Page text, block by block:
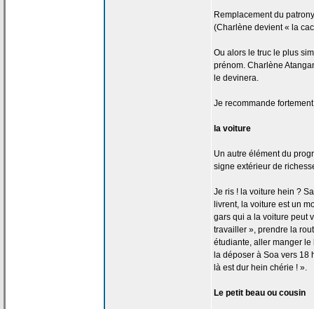
Remplacement du
(Charlène devient « la
Ou alors le truc le plus
prénom. Charlène
le devinera.
Je recommande
la voiture
Un autre élément du
signe extérieur de
Je ris ! la voiture hein ?
livrent, la voiture est un
gars qui a la voiture peut
travailler », prendre la
étudiante, aller manger le
la déposer à Soa vers 18
là est dur hein chérie ! ».
Le petit beau ou cousin